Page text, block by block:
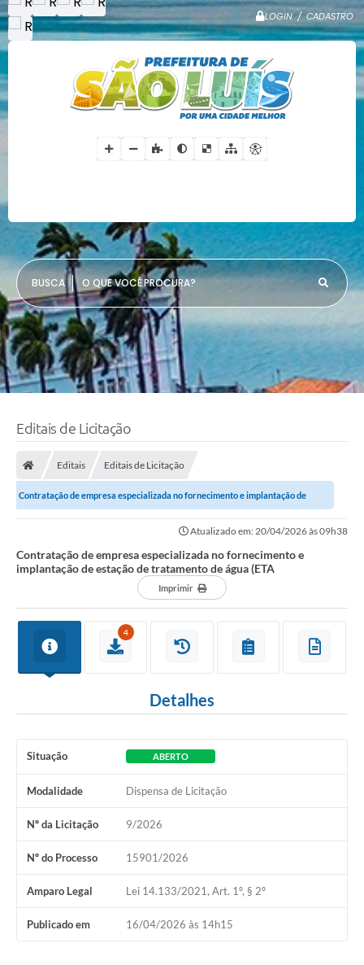
LOGIN / CADASTRO
O QUE VOCÊ PROCURA?
Editais de Licitação
Editais Editais de Licitação
Contratação de empresa especializada no fornecimento e implantação de
Atualizado em: 20/04/2026 às 09h38
Contratação de empresa especializada no fornecimento e
implantação de estação de tratamento de água (ETA
Imprimir
4
Detalhes
Situação ABERTO
Modalidade Dispensa de Licitação
Nº da Licitação 9/2026
Nº do Processo 15901/2026
Amparo Legal Lei 14.133/2021, Art. 1º, § 2º
Publicado em 16/04/2026 às 14h15